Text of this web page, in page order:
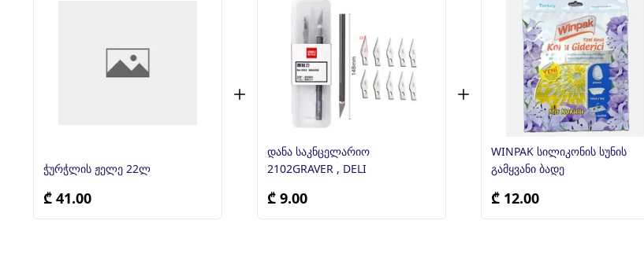
ჭურჭლის ჟელე 22ლ
₾ 41.00
დანა საკნცელარიო
2102GRAVER , DELI
₾ 9.00
WINPAK სილიკონის სუნის
გამყვანი ბადე
₾ 12.00